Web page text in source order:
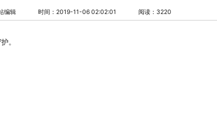
编辑 时间：2019-11-06 02:02:01 阅读：3220
。